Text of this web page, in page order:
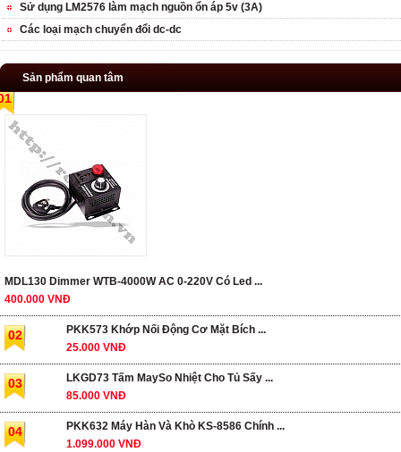
Sử dụng LM2576 làm mạch nguồn ổn áp 5v (3A)
Các loại mạch chuyển đổi dc-dc
Sản phẩm quan tâm
MDL130 Dimmer WTB-4000W AC 0-220V Có Led ...
400.000 VNĐ
02
PKK573 Khớp Nối Động Cơ Mặt Bích ...
25.000 VNĐ
03
LKGD73 Tấm MaySo Nhiệt Cho Tủ Sấy ...
85.000 VNĐ
04
PKK632 Máy Hàn Và Khò KS-8586 Chính ...
1.099.000 VNĐ